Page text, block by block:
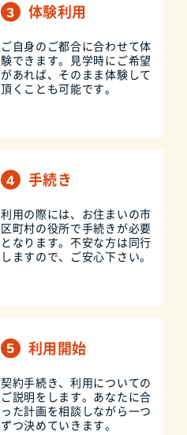
体験利用
ご自身のご都合に合わせて体
験できます。見学時にご希望
があれば、そのまま体験して
頂くことも可能です。
手続き
利用の際には、お住まいの市
区町村の役所で手続きが必要
となります。不安な方は同行
しますので、ご安心下さい。
利用開始
契約手続き、利用についての
ご説明をします。あなたに合
った計画を相談しながら一つ
ずつ決めていきます。